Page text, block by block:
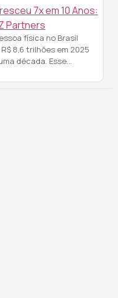
física no Brasil
8,6 trilhões em 2025
década. Esse
escritórios de